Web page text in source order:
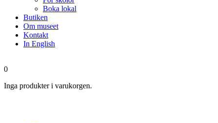
Boka lokal
Butiken
Om museet
Kontakt
In English
0
Inga produkter i varukorgen.